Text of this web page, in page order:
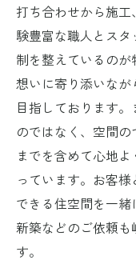
打ち合わせから施
験豊富な職人とス
制を整えているの
想いに寄り添いな
目指しております
のではなく、空間
までを含めて心地
っています。お客
できる住空間を一
新築などのご依頼
す。